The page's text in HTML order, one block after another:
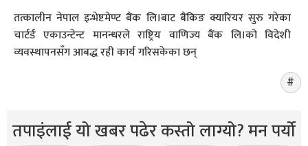
तत्कालीन नेपाल इन्भेष्टमेण्ट बैंक लि।बाट बैंकिङ क्यारियर सुरु गरेका
चार्टर्ड एकाउन्टेन्ट मानन्धरले राष्ट्रिय वाणिज्य बैंक लि।को विदेशी
व्यवस्थापनसँग आबद्ध रही कार्य गरिसकेका छन्
तपाइंलाई यो खबर पढेर कस्तो लाग्यो? मन पर्यो